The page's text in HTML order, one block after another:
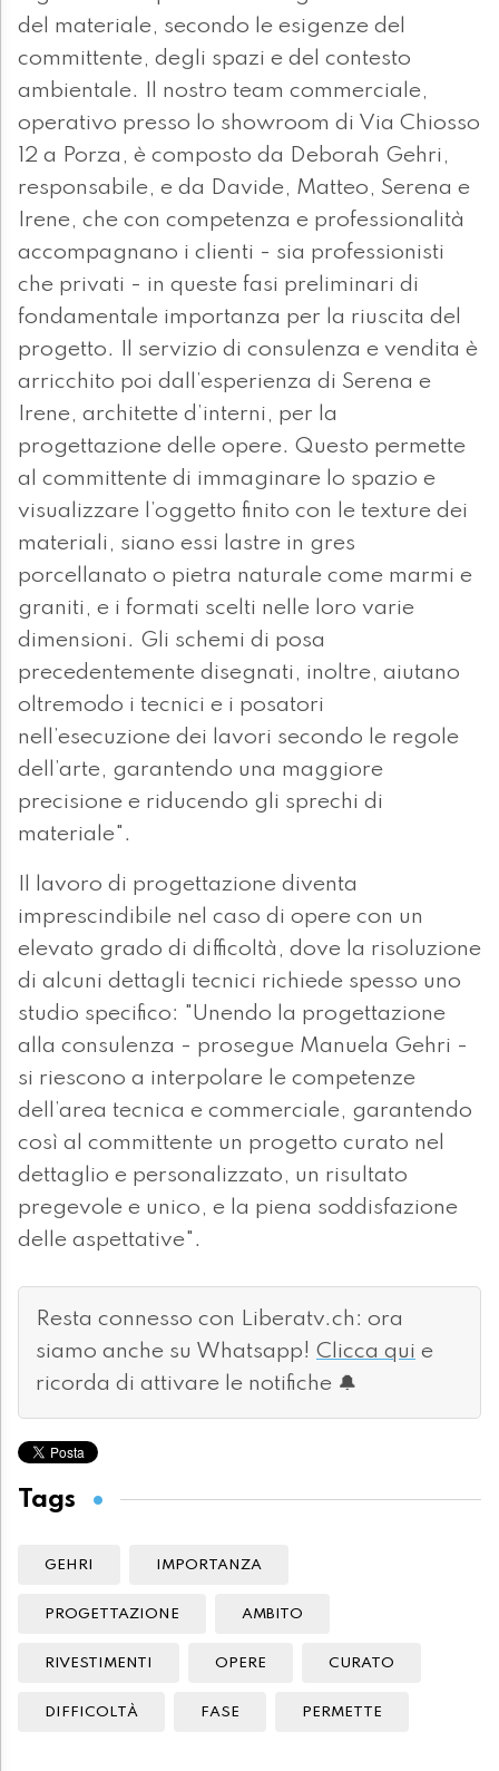
del materiale, secondo le esigenze del
committente, degli spazi e del contesto
ambientale. Il nostro team commerciale,
operativo presso lo showroom di Via Chiosso
12 a Porza, è composto da Deborah Gehri,
responsabile, e da Davide, Matteo, Serena e
Irene, che con competenza e professionalità
accompagnano i clienti - sia professionisti
che privati - in queste fasi preliminari di
fondamentale importanza per la riuscita del
progetto. Il servizio di consulenza e vendita è
arricchito poi dall’esperienza di Serena e
Irene, architette d’interni, per la
progettazione delle opere. Questo permette
al committente di immaginare lo spazio e
visualizzare l’oggetto finito con le texture dei
materiali, siano essi lastre in gres
porcellanato o pietra naturale come marmi e
graniti, e i formati scelti nelle loro varie
dimensioni. Gli schemi di posa
precedentemente disegnati, inoltre, aiutano
oltremodo i tecnici e i posatori
nell’esecuzione dei lavori secondo le regole
dell’arte, garantendo una maggiore
precisione e riducendo gli sprechi di
materiale".
Il lavoro di progettazione diventa
imprescindibile nel caso di opere con un
elevato grado di difficoltà, dove la risoluzione
di alcuni dettagli tecnici richiede spesso uno
studio specifico: "Unendo la progettazione
alla consulenza - prosegue Manuela Gehri -
si riescono a interpolare le competenze
dell’area tecnica e commerciale, garantendo
così al committente un progetto curato nel
dettaglio e personalizzato, un risultato
pregevole e unico, e la piena soddisfazione
delle aspettative".
Resta connesso con Liberatv.ch: ora
siamo anche su Whatsapp! Clicca qui e
ricorda di attivare le notifiche 🔔
Tags
GEHRI IMPORTANZA
PROGETTAZIONE AMBITO
RIVESTIMENTI OPERE CURATO
DIFFICOLTÀ FASE PERMETTE